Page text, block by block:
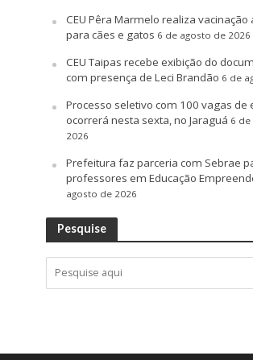
CEU Pêra Marmelo realiza vacinação
para cães e gatos 6 de agosto de 2026
CEU Taipas recebe exibição do
com presença de Leci Brandão 6 de
Processo seletivo com 100 vagas de
ocorrerá nesta sexta, no Jaraguá 6
2026
Prefeitura faz parceria com Sebrae
professores em Educação
agosto de 2026
Pesquise